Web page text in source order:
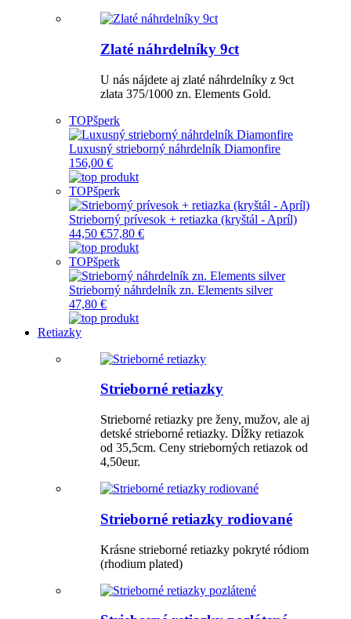
Zlaté náhrdelníky 9ct
U nás nájdete aj zlaté náhrdelníky z 9ct
zlata 375/1000 zn. Elements Gold.
TOPšperk
Luxusný strieborný náhrdelník Diamonfire
156,00 €
TOPšperk
Strieborný prívesok + retiazka (kryštál - Apríl)
44,50 €57,80 €
TOPšperk
Strieborný náhrdelník zn. Elements silver
47,80 €
Retiazky
Strieborné retiazky
Strieborné retiazky pre ženy, mužov, ale aj
detské strieborné retiazky. Dĺžky retiazok
od 35,5cm. Ceny strieborných retiazok od
4,50eur.
Strieborné retiazky rodiované
Krásne strieborné retiazky pokryté ródiom
(rhodium plated)